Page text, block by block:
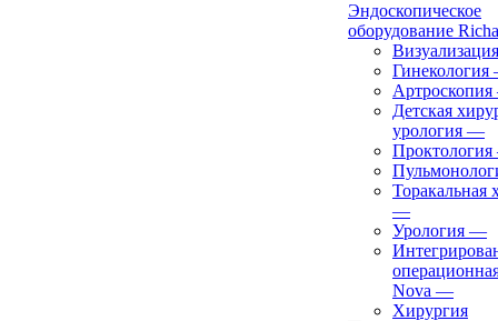
Эндоскопическое
оборудование
Визуализация
Гинекология
Артроскопия
Детская
урология —
Проктология
Торакальная
—
Урология —
Nova —
Хирургия